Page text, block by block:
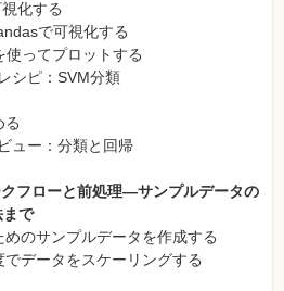
化する
で可視化する
使ってプロットする
シピ：SVM分類
る
ュー：分類と回帰
フローと前処理―サンプルデータの
まで
めのサンプルデータを作成する
でデータをスケーリングする